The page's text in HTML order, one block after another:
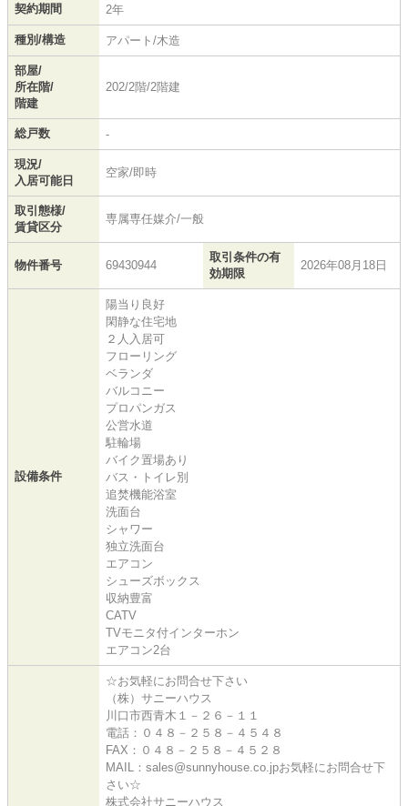
契約期間 2年
種別/構造 アパート/木造
部屋/
所在階/
階建
202/2階/2階建
総戸数 -
現況/
入居可能日
空家/即時
取引態様/
賃貸区分
専属専任媒介/一般
物件番号 69430944
取引条件の有
効期限
2026年08月18日
設備条件
陽当り良好
閑静な住宅地
２人入居可
フローリング
ベランダ
バルコニー
プロパンガス
公営水道
駐輪場
バイク置場あり
バス・トイレ別
追焚機能浴室
洗面台
シャワー
独立洗面台
エアコン
シューズボックス
収納豊富
CATV
TVモニタ付インターホン
エアコン2台
☆お気軽にお問合せ下さい
（株）サニーハウス
川口市西青木１－２６－１１
電話：０４８－２５８－４５４８
FAX：０４８－２５８－４５２８
MAIL：sales@sunnyhouse.co.jpお気軽にお問合せ下
さい☆
株式会社サニーハウス